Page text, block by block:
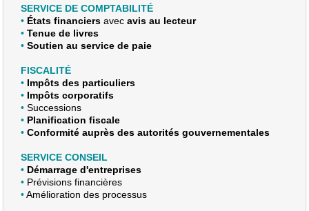
SERVICE DE COMPTABILITÉ
• États financiers avec avis au lecteur
• Tenue de livres
• Soutien au service de paie
FISCALITÉ
• Impôts des particuliers
• Impôts corporatifs
• Successions
• Planification fiscale
• Conformité auprès des autorités gouvernementales
SERVICE CONSEIL
• Démarrage d'entreprises
• Prévisions financières
•Amélioration des processus